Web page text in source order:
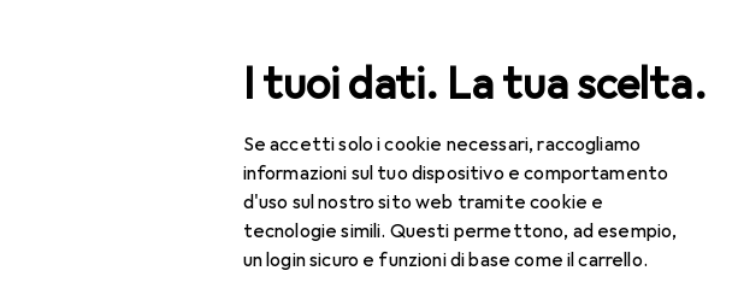
I tuoi dati. La tua scelta.
Se accetti solo i cookie necessari, raccogliamo
informazioni sul tuo dispositivo e comportamento
d'uso sul nostro sito web tramite cookie e
tecnologie simili. Questi permettono, ad esempio,
un login sicuro e funzioni di base come il carrello.
Cerca
Tutte le categorie Giocattoli Carnevale +
Carnevale + Festa